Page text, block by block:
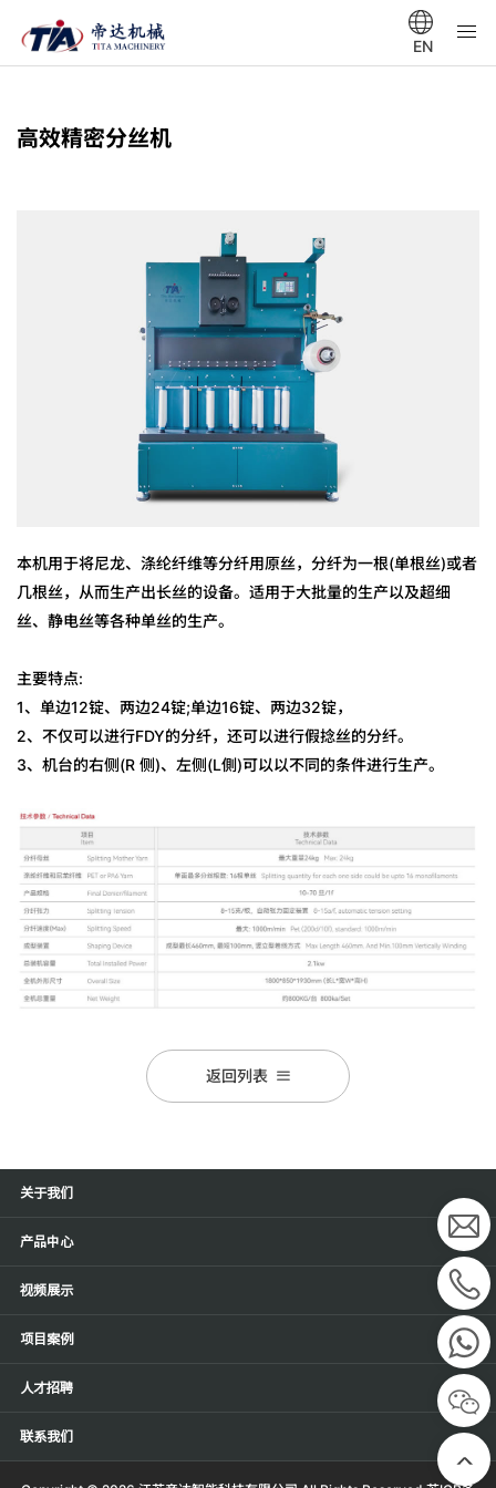
EN
高效精密分丝机
本机用于将尼龙、涤纶纤维等分纤用原丝，分纤为一根(单根丝)或者
几根丝，从而生产出长丝的设备。适用于大批量的生产以及超细
丝、静电丝等各种单丝的生产。
主要特点:
1、单边12锭、两边24锭;单边16锭、两边32锭，
2、不仅可以进行FDY的分纤，还可以进行假捻丝的分纤。
3、机台的右侧(R 侧)、左侧(L側)可以以不同的条件进行生产。
返回列表
关于我们
产品中心
视频展示
项目案例
人才招聘
联系我们